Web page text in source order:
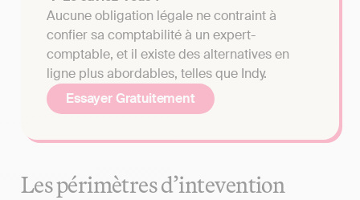
Aucune obligation légale ne contraint à
confier sa comptabilité à un expert-
comptable, et il existe des alternatives en
ligne plus abordables, telles que Indy.
Essayer Gratuitement
Les périmètres d’intevention